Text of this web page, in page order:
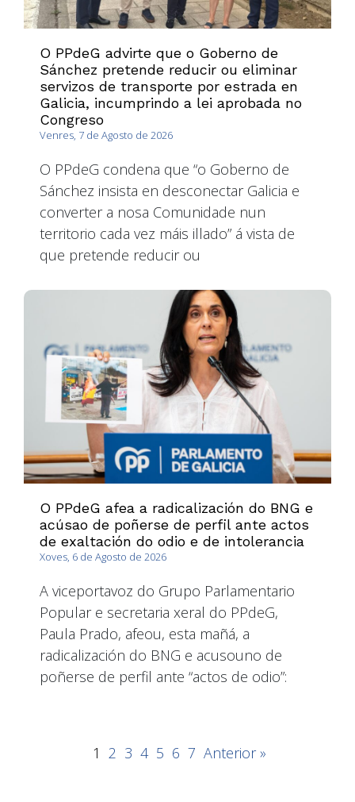
O PPdeG advirte que o Goberno de
Sánchez pretende reducir ou eliminar
servizos de transporte por estrada en
Galicia, incumprindo a lei aprobada no
Congreso
Venres, 7 de Agosto de 2026
O PPdeG condena que “o Goberno de
Sánchez insista en desconectar Galicia e
converter a nosa Comunidade nun
territorio cada vez máis illado” á vista de
que pretende reducir ou
O PPdeG afea a radicalización do BNG e
acúsao de poñerse de perfil ante actos
de exaltación do odio e de intolerancia
Xoves, 6 de Agosto de 2026
A viceportavoz do Grupo Parlamentario
Popular e secretaria xeral do PPdeG,
Paula Prado, afeou, esta mañá, a
radicalización do BNG e acusouno de
poñerse de perfil ante “actos de odio”:
1 2 3 4 5 6 7 Anterior »